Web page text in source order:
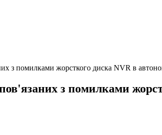
з помилками жорсткого диска NVR в
з помилками